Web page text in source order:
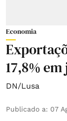
Economia
17,8%
DN/Lusa
Publicado a: 07